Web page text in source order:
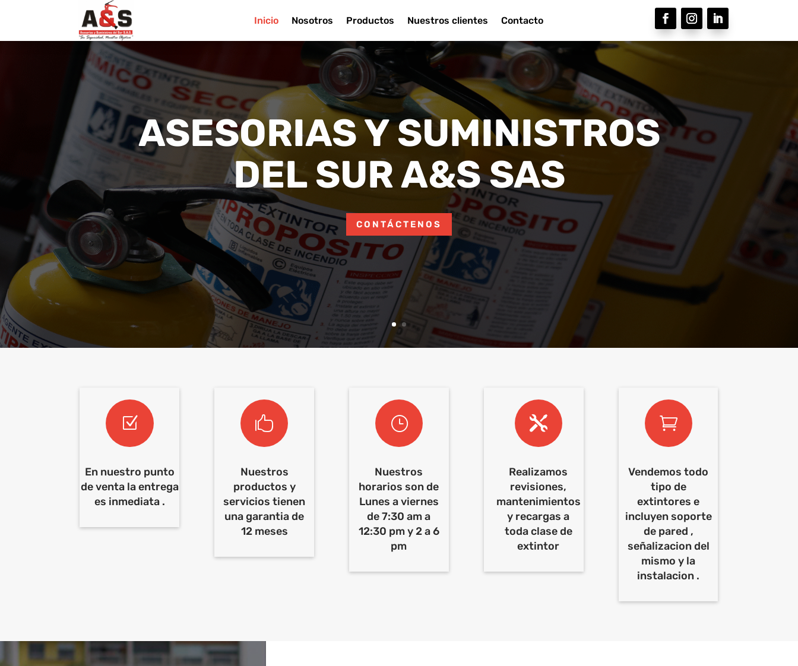
Inicio Nosotros Productos Nuestros clientes Contacto
ASESORIAS Y SUMINISTROS
DEL SUR A&S SAS
CONTÁCTENOS
Z
En nuestro punto
de venta la entrega
es inmediata .

Nuestros
productos y
servicios tienen
una garantia de
12 meses
}
Nuestros
horarios son de
Lunes a viernes
de 7:30 am a
12:30 pm y 2 a 6
pm

Realizamos
revisiones,
mantenimientos
y recargas a
toda clase de
extintor

Vendemos todo
tipo de
extintores e
incluyen soporte
de pared ,
señalizacion del
mismo y la
instalacion .